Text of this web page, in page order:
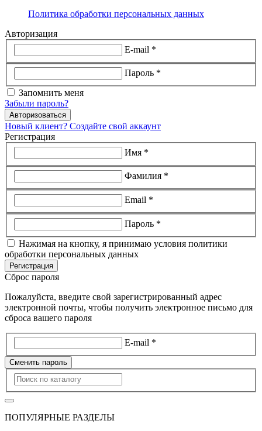
Политика обработки персональных данных
Авторизация
E-mail *
Пароль *
Запомнить меня
Забыли пароль?
Авторизоваться
Новый клиент? Создайте свой аккаунт
Регистрация
Имя *
Фамилия *
Email *
Пароль *
Нажимая на кнопку, я принимаю условия политики
обработки персональных данных
Регистрация
Сброс пароля
Пожалуйста, введите свой зарегистрированный адрес
электронной почты, чтобы получить электронное письмо для
сброса вашего пароля
E-mail *
Сменить пароль
ПОПУЛЯРНЫЕ РАЗДЕЛЫ